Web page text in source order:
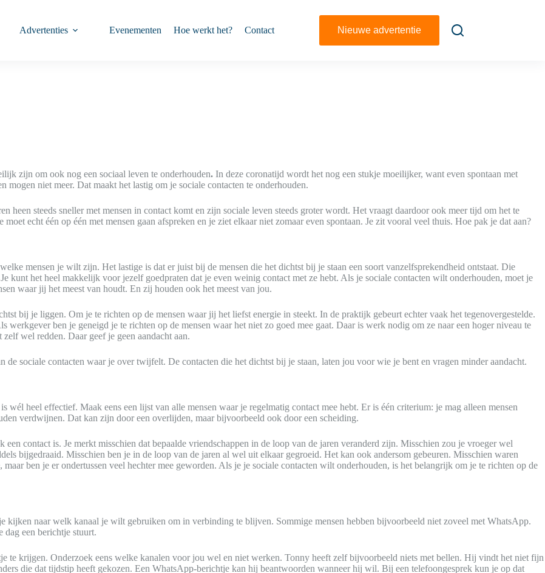
Advertenties Evenementen Hoe werkt het? Contact Nieuwe advertentie
zijn om ook nog een sociaal leven te onderhouden. In deze coronatijd wordt het nog een stukje moeilijker, want even spontaan met
mogen niet meer. Dat maakt het lastig om je sociale contacten te onderhouden.
heen steeds sneller met mensen in contact komt en zijn sociale leven steeds groter wordt. Het vraagt daardoor ook meer tijd om het te
echt één op één met mensen gaan afspreken en je ziet elkaar niet zomaar even spontaan. Je zit vooral veel thuis. Hoe pak je dat aan?
mensen je wilt zijn. Het lastige is dat er juist bij de mensen die het dichtst bij je staan een soort vanzelfsprekendheid ontstaat. Die
kunt het heel makkelijk voor jezelf goedpraten dat je even weinig contact met ze hebt. Als je sociale contacten wilt onderhouden, moet je
waar jij het meest van houdt. En zij houden ook het meest van jou.
bij je liggen. Om je te richten op de mensen waar jij het liefst energie in steekt. In de praktijk gebeurt echter vaak het tegenovergestelde.
werkgever ben je geneigd je te richten op de mensen waar het niet zo goed mee gaat. Daar is werk nodig om ze naar een hoger niveau te
wel redden. Daar geef je geen aandacht aan.
de sociale contacten waar je over twijfelt. De contacten die het dichtst bij je staan, laten jou voor wie je bent en vragen minder aandacht.
heel effectief. Maak eens een lijst van alle mensen waar je regelmatig contact mee hebt. Er is één criterium: je mag alleen mensen
verdwijnen. Dat kan zijn door een overlijden, maar bijvoorbeeld ook door een scheiding.
contact is. Je merkt misschien dat bepaalde vriendschappen in de loop van de jaren veranderd zijn. Misschien zou je vroeger wel
bijgedraaid. Misschien ben je in de loop van de jaren al wel uit elkaar gegroeid. Het kan ook andersom gebeuren. Misschien waren
ben je er ondertussen veel hechter mee geworden. Als je je sociale contacten wilt onderhouden, is het belangrijk om je te richten op de
kijken naar welk kanaal je wilt gebruiken om in verbinding te blijven. Sommige mensen hebben bijvoorbeeld niet zoveel met WhatsApp.
dag een berichtje stuurt.
te krijgen. Onderzoek eens welke kanalen voor jou wel en niet werken. Tonny heeft zelf bijvoorbeeld niets met bellen. Hij vindt het niet fijn
die dat tijdstip heeft gekozen. Een WhatsApp-berichtje kan hij beantwoorden wanneer hij wil. Bij een telefoongesprek kun je op dat